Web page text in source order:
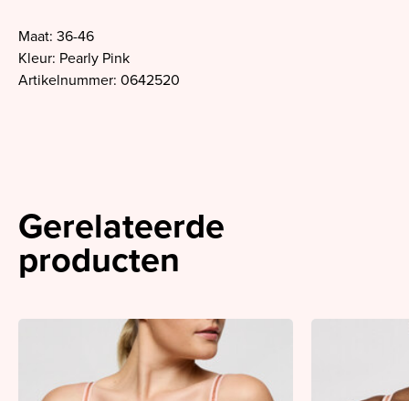
Maat: 36-46
Kleur: Pearly Pink
Artikelnummer: 0642520
Gerelateerde
producten